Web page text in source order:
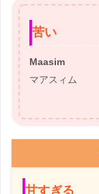
苦い
Maasim
マアスィム
甘すぎる